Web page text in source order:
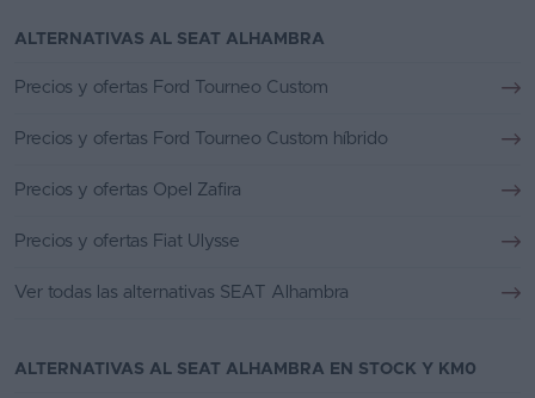
ALTERNATIVAS AL SEAT ALHAMBRA
Precios y ofertas Ford Tourneo Custom
Precios y ofertas Ford Tourneo Custom híbrido
Precios y ofertas Opel Zafira
Precios y ofertas Fiat Ulysse
Ver todas las alternativas SEAT Alhambra
ALTERNATIVAS AL SEAT ALHAMBRA EN STOCK Y KM0